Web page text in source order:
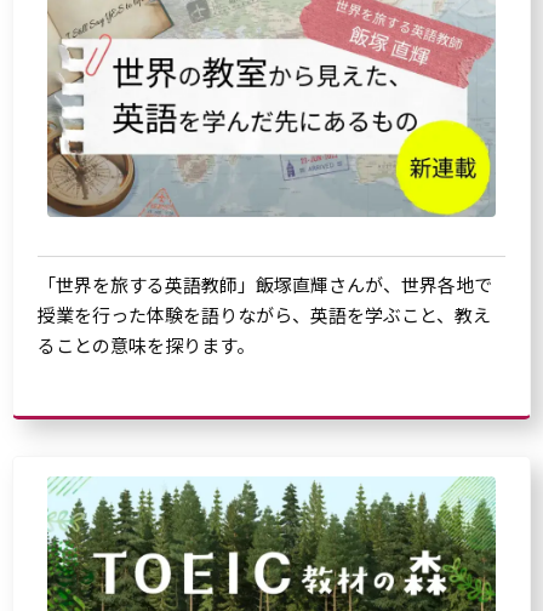
「世界を旅する英語教師」飯塚直輝さんが、世界各地で
授業を行った体験を語りながら、英語を学ぶこと、教え
ることの意味を探ります。